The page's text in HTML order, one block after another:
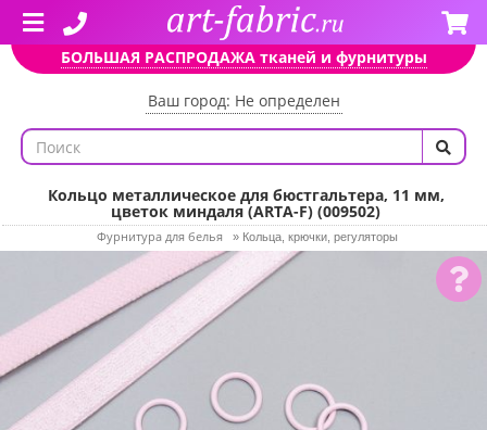
БОЛЬШАЯ РАСПРОДАЖА тканей и фурнитуры
Ваш город: Не определен
Кольцо металлическое для бюстгальтера, 11 мм,
цветок миндаля (ARTA-F) (009502)
Фурнитура для белья » Кольца, крючки, регуляторы